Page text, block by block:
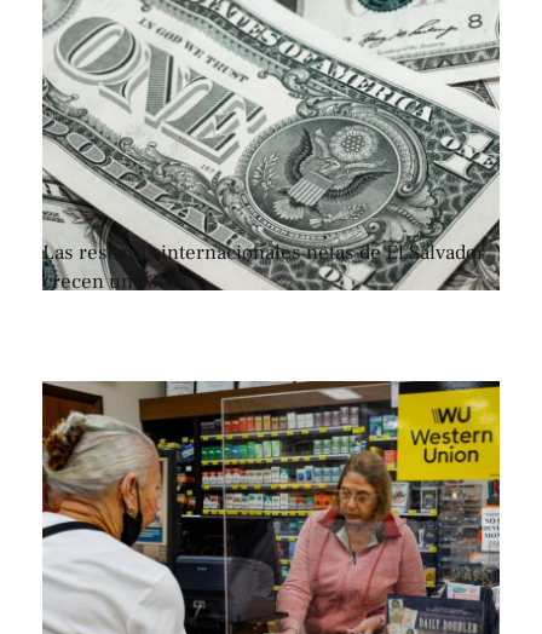
Las reservas internacionales netas de El Salvador
crecen un 13.6%